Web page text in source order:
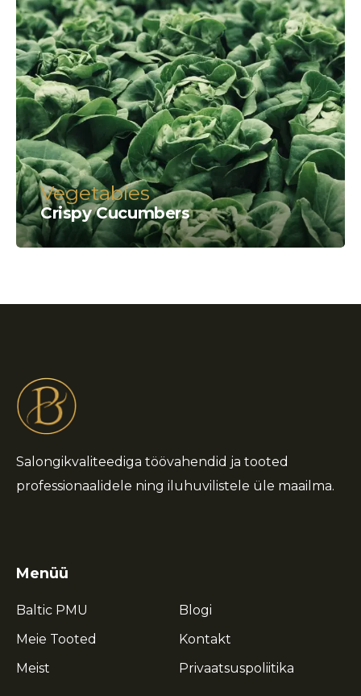
Vegetables
Crispy Сucumbers
Salongikvaliteediga töövahendid ja tooted
professionaalidele ning iluhuvilistele üle maailma.
Menüü
Baltic PMU
Meie Tooted
Meist
Blogi
Kontakt
Privaatsuspoliitika